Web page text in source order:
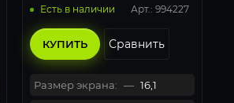
Есть в наличии Арт.: 994227
КУПИТЬ Сравнить
Размер экрана: — 16,1